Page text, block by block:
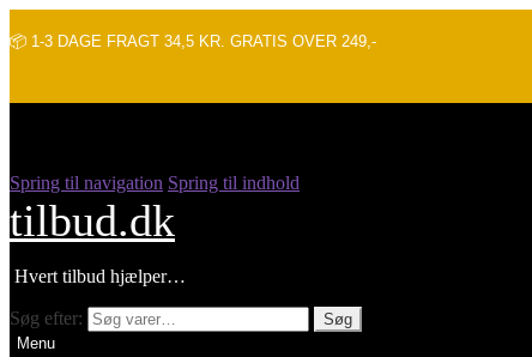
📦 1-3 DAGE FRAGT 34,5 KR. GRATIS OVER 249,-
Spring til navigation Spring til indhold
tilbud.dk
Hvert tilbud hjælper…
Søg efter:
Søg
Menu